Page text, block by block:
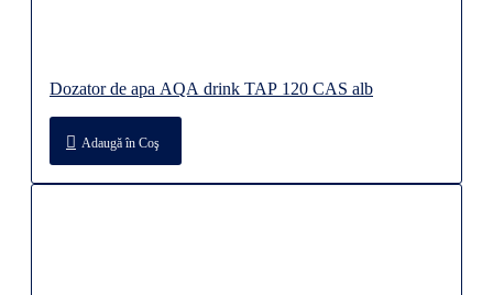
Dozator de apa AQA drink TAP 120 CAS alb
Adaugă în Coş